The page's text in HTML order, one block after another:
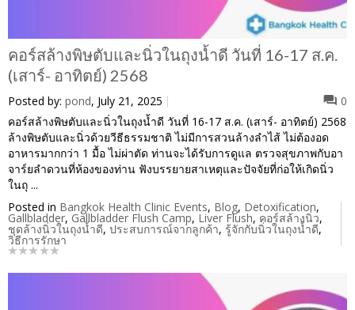
คอร์สล้างพิษตับและนิ่วในถุงน้ำดี วันที่ 16-17 ส.ค.
(เสาร์- อาทิตย์) 2568
Posted by: pond, July 21, 2025
0
คอร์สล้างพิษตับและนิ่วในถุงน้ำดี วันที่ 16-17 ส.ค. (เสาร์- อาทิตย์) 2568
ล้างพิษตับและนิ่วด้วยวีธีธรรมชาติ ไม่มีการสวนล้างลำไส้ ไม่ต้องอด
อาหารมากกว่า 1 มื้อ ไม่ผ่าตัด ท่านจะได้รับการดูแล ตรวจสุขภาพกับอา
จาร์ยลำดวนที่ห้องของท่าน ฟังบรรยายสาเหตุและปัจจัยที่ก่อให้เกิดนิ่ว
ในถุ ...
Posted in Bangkok Health Clinic Events, Blog, Detoxification,
Gallbladder, Gallbladder Flush Camp, Liver Flush, คอร์สล้างนิ่ว,
ชุดล้างนิ่วในถุงน้ำดี, ประสบการณ์จากลูกค้า, รู้จักกับนิ่วในถุงน้ำดี,
วิธีการรักษา